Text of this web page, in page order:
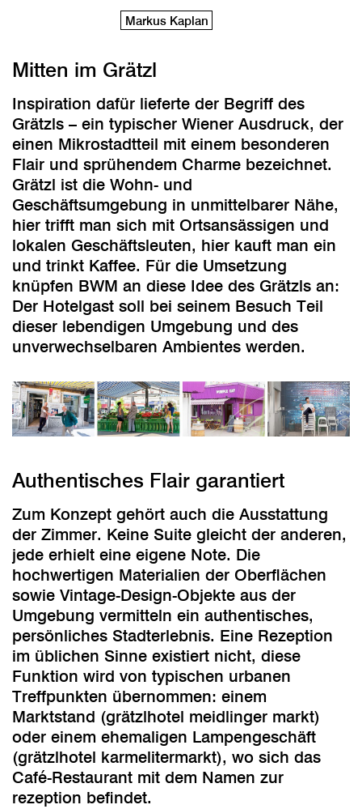
Markus Kaplan
Mitten im Grätzl
Inspiration dafür lieferte der Begriff des
Grätzls – ein typischer Wiener Ausdruck, der
einen Mikrostadtteil mit einem besonderen
Flair und sprühendem Charme bezeichnet.
Grätzl ist die Wohn- und
Geschäftsumgebung in unmittelbarer Nähe,
hier trifft man sich mit Ortsansässigen und
lokalen Geschäftsleuten, hier kauft man ein
und trinkt Kaffee. Für die Umsetzung
knüpfen BWM an diese Idee des Grätzls an:
Der Hotelgast soll bei seinem Besuch Teil
dieser lebendigen Umgebung und des
unverwechselbaren Ambientes werden.
Authentisches Flair garantiert
Zum Konzept gehört auch die Ausstattung
der Zimmer. Keine Suite gleicht der anderen,
jede erhielt eine eigene Note. Die
hochwertigen Materialien der Oberflächen
sowie Vintage-Design-Objekte aus der
Umgebung vermitteln ein authentisches,
persönliches Stadterlebnis. Eine Rezeption
im üblichen Sinne existiert nicht, diese
Funktion wird von typischen urbanen
Treffpunkten übernommen: einem
Marktstand (grätzlhotel meidlinger markt)
oder einem ehemaligen Lampengeschäft
(grätzlhotel karmelitermarkt), wo sich das
Café-Restaurant mit dem Namen zur
rezeption befindet.